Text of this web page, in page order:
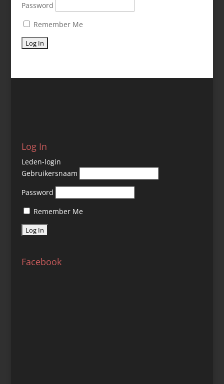
Password
Remember Me
Log In
Leden-login
Gebruikersnaam
Password
Remember Me
Facebook